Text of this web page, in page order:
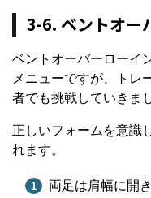
3-6. ベントオー
ベントオーバーローイ
メニューですが、トレ
者でも挑戦していきま
正しいフォームを意識
れます。
両足は肩幅に開